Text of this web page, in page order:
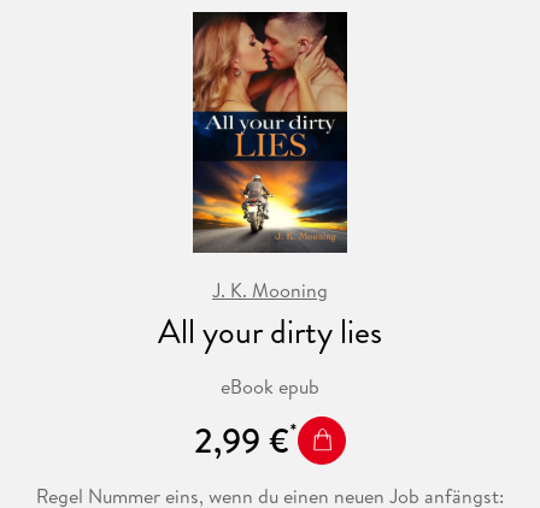
J. K. Mooning
All your dirty lies
eBook epub
2,99 €
Regel Nummer eins, wenn du einen neuen Job anfängst: